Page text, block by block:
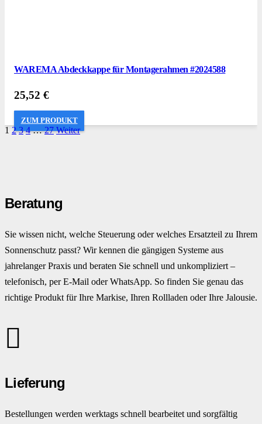
WAREMA Abdeckkappe für Montagerahmen #2024588
25,52 €
ZUM PRODUKT
1 2 3 4 … 27 Weiter
Beratung
Sie wissen nicht, welche Steuerung oder welches Ersatzteil zu Ihrem
Sonnenschutz passt? Wir kennen die gängigen Systeme aus
jahrelanger Praxis und beraten Sie schnell und unkompliziert –
telefonisch, per E-Mail oder WhatsApp. So finden Sie genau das
richtige Produkt für Ihre Markise, Ihren Rollladen oder Ihre Jalousie.
Lieferung
Bestellungen werden werktags schnell bearbeitet und sorgfältig